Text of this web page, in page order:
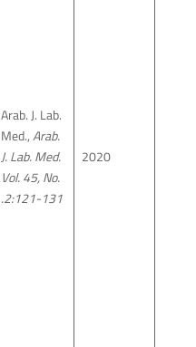
2020
Arab. J. Lab.
Med.,Arab.
J. Lab. Med.
Vol. 45, No.
2:121-131.